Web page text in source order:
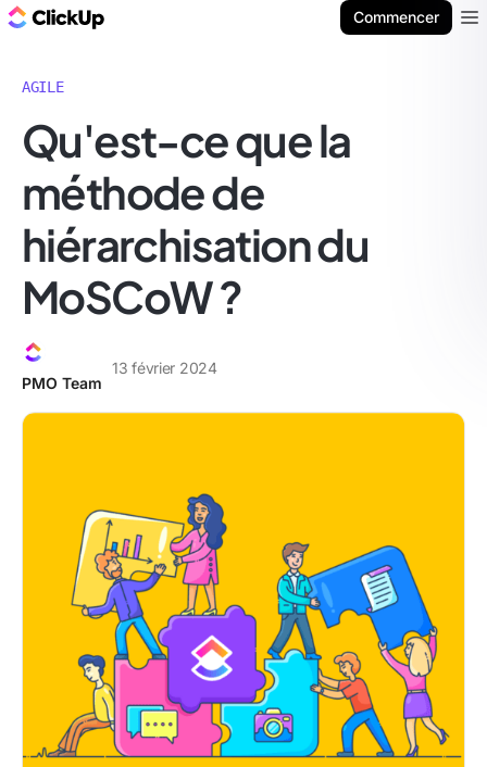
Commencer
AGILE
Qu'est-ce que la
méthode de
hiérarchisation du
MoSCoW ?
PMO Team
13 février 2024